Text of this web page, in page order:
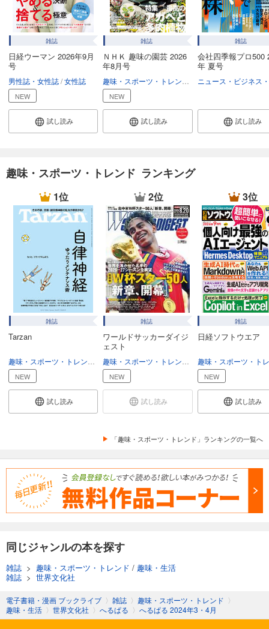
へるぱる 2023年7・8月
1,480円 (税込)
カート
あらすじを表示する
へるぱる 2023年5・6月
1,480
カート
へるぱる 2023年3・4月
1,480円 (税込)
カート
試し読み
あらすじを表示する
へるぱる 2023年1・2月
1,480円 (税込)
カート
試し読み
あらすじを表示する
へるぱる 2022年11・12月
試し読み
カート
試し読み
あらすじを表示する
1,480円 (税込)
あらすじを表示する
へるぱる 2022年5・6月
雑誌
日経ウーマン 2026年9月
号
男性誌・女性誌 女性誌
NEW
試し読み
雑誌
ＮＨＫ 趣味の園芸 2026
年8月号
趣味・スポーツ・トレンド NHKテキスト
NEW
試し読み
雑誌
会社四季報プロ500
年 夏号
試し読み
趣味・スポーツ・トレンド ランキング
1位
雑誌
Tarzan
趣味・生活
NEW
試し読み
2位
雑誌
ワールドサッカーダイジ
ェスト
スポーツ
NEW
試し読み
3位
雑誌
日経ソフトウエア
NEW
試し読み
「趣味・スポーツ・トレンド」ランキングの一覧へ
同じジャンルの本を探す
雑誌 > 趣味・スポーツ・トレンド / 趣味・生活
雑誌 > 世界文化社
電子書籍・漫画 ブックライブ 〉 雑誌 〉 趣味・スポーツ・トレンド 〉
趣味・生活 〉 世界文化社 〉 へるぱる 〉 へるぱる 2024年3・4月